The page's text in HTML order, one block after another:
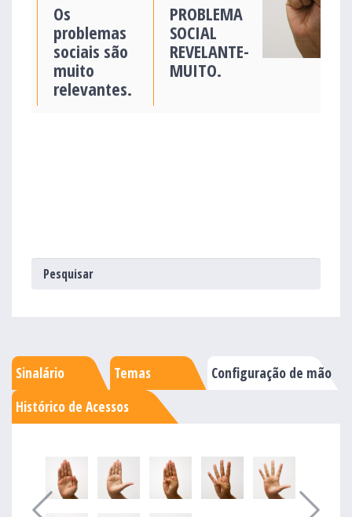
Os
problemas
sociais são
muito
relevantes.
PROBLEMA
SOCIAL
REVELANTE-
MUITO.
Sinalário Temas
Configuração de mão
Histórico de Acessos